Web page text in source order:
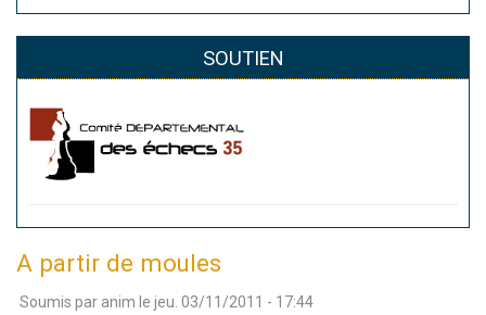
SOUTIEN
A partir de moules
Soumis par anim le jeu. 03/11/2011 - 17:44